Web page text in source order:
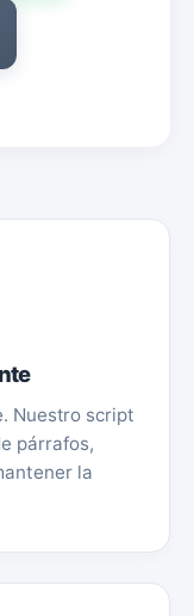
Nuestro script
párrafos,
la